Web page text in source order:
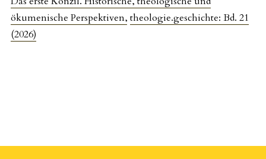
ökumenische Perspektiven, theologie.geschichte: Bd. 21
(2026)